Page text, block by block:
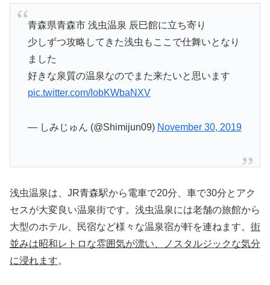
青森県青森市 浅虫温泉 辰巳館に立ち寄り
少しずつ攻略してきた浅虫もここで仕舞いとなり
ました
好きな泉質の温泉なのでまた来たいと思います
pic.twitter.com/IobKWbaNXV
— しみじゅん (@Shimijun09) November 30, 2019
浅虫温泉は、JR青森駅から電車で20分、車で30分とアク
セスが大変良い温泉街です。浅虫温泉には老舗の旅館から
大型のホテル、民宿など様々な温泉宿が軒を連ねます。 街
並みは昭和レトロな雰囲気が漂い、ノスタルジックな気分
に浸れます。